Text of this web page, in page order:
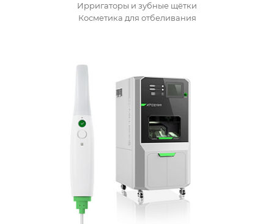
Ирригаторы и зубные щётки
Косметика для отбеливания